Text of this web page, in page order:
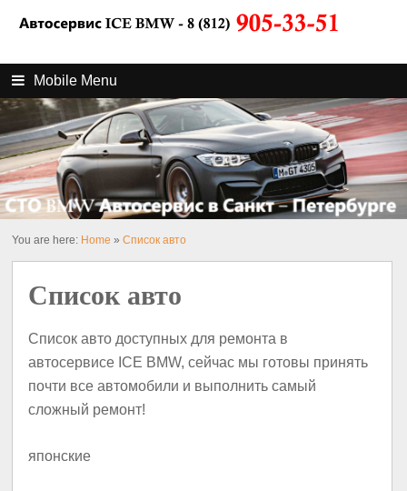
Mobile Menu
You are here: Home »Список авто
Список авто
Список авто доступных для ремонта в
автосервисе ICE BMW, сейчас мы готовы принять
почти все автомобили и выполнить самый
сложный ремонт!
японские